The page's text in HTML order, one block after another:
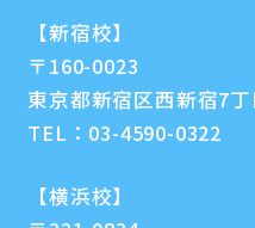
【新宿校】
〒160-0023
東京都新宿区西新宿7
TEL： 03-4590-0322
【横浜校】